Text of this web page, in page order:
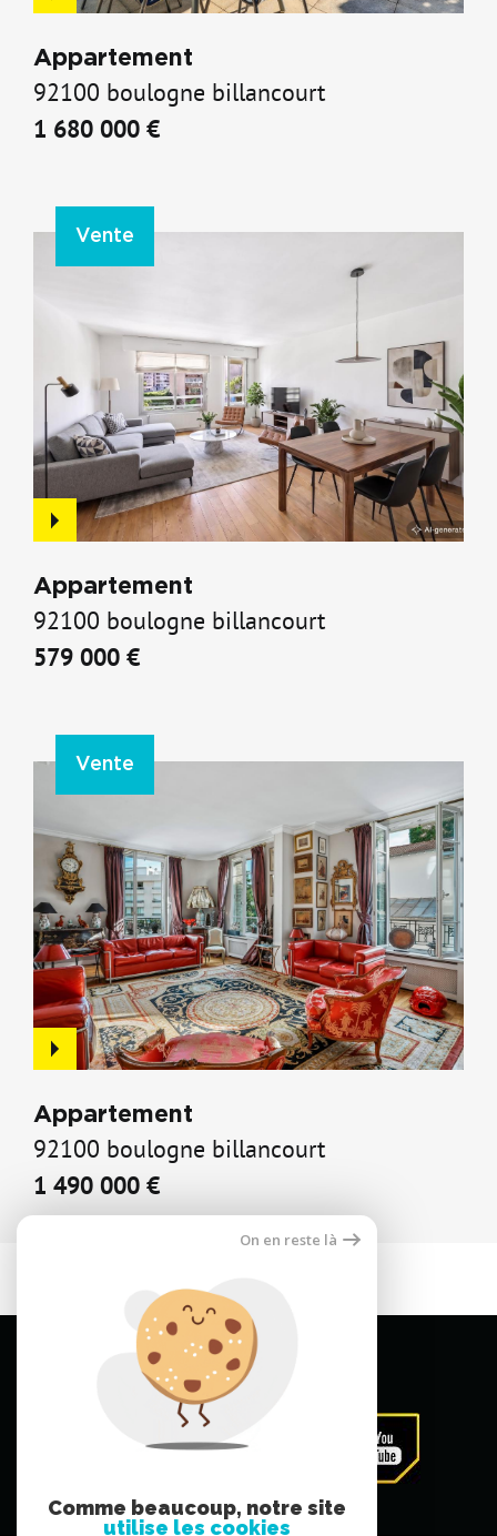
Appartement
92100 boulogne billancourt
1 680 000 €
Vente
Appartement
92100 boulogne billancourt
579 000 €
Vente
Appartement
92100 boulogne billancourt
1 490 000 €
On en reste là
Comme beaucoup, notre site
utilise les cookies